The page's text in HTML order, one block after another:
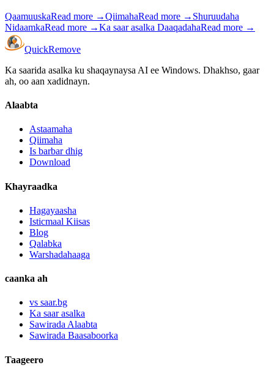
QaamuuskaRead more →QiimahaRead more → Shuruudaha
NidaamkaRead more →Ka saar asalka DaaqadahaRead more →
QuickRemove
Ka saarida asalka ku shaqaynaysa AI ee Windows. Dhakhso, gaar
ah, oo aan xadidnayn.
Alaabta
Astaamaha
Qiimaha
Is barbar dhig
Download
Khayraadka
Hagayaasha
Isticmaal Kiisas
Blog
Qalabka
Warshadahaaga
caanka ah
vs saar.bg
Ka saar asalka
Sawirada Alaabta
Sawirada Baasaboorka
Taageero